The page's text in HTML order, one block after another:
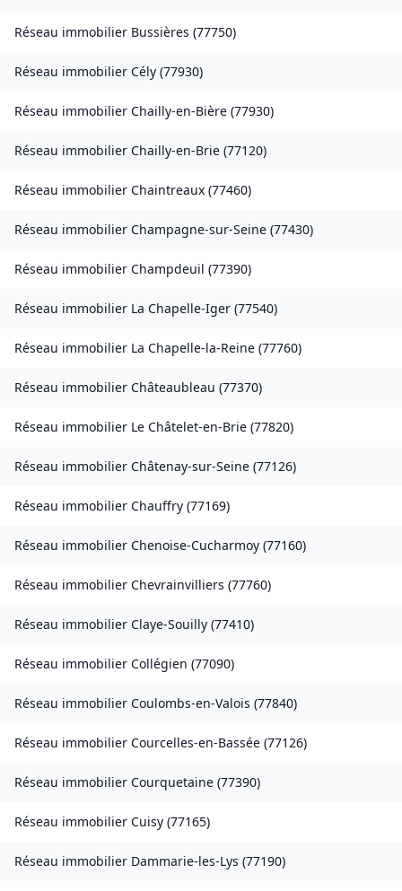
Réseau immobilier Bussières (77750)
Réseau immobilier Cély (77930)
Réseau immobilier Chailly-en-Bière (77930)
Réseau immobilier Chailly-en-Brie (77120)
Réseau immobilier Chaintreaux (77460)
Réseau immobilier Champagne-sur-Seine (77430)
Réseau immobilier Champdeuil (77390)
Réseau immobilier La Chapelle-Iger (77540)
Réseau immobilier La Chapelle-la-Reine (77760)
Réseau immobilier Châteaubleau (77370)
Réseau immobilier Le Châtelet-en-Brie (77820)
Réseau immobilier Châtenay-sur-Seine (77126)
Réseau immobilier Chauffry (77169)
Réseau immobilier Chenoise-Cucharmoy (77160)
Réseau immobilier Chevrainvilliers (77760)
Réseau immobilier Claye-Souilly (77410)
Réseau immobilier Collégien (77090)
Réseau immobilier Coulombs-en-Valois (77840)
Réseau immobilier Courcelles-en-Bassée (77126)
Réseau immobilier Courquetaine (77390)
Réseau immobilier Cuisy (77165)
Réseau immobilier Dammarie-les-Lys (77190)